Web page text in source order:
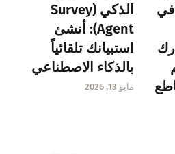
في
الذكي (Survey
Agent): أنشئ
استبيانك تلقائياً
بالذكاء الاصطناعي
مايو 13, 2026